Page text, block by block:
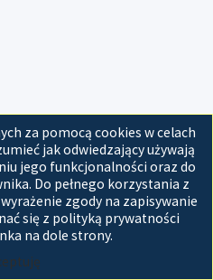
za pomocą cookies w celach
jak odwiedzający używają
jego funkcjonalności oraz do
Do pełnego korzystania z
zgody na zapisywanie
się z polityką prywatności
na dole strony.